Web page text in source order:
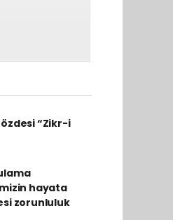
“Zikr-i
hayata
zorunluluk